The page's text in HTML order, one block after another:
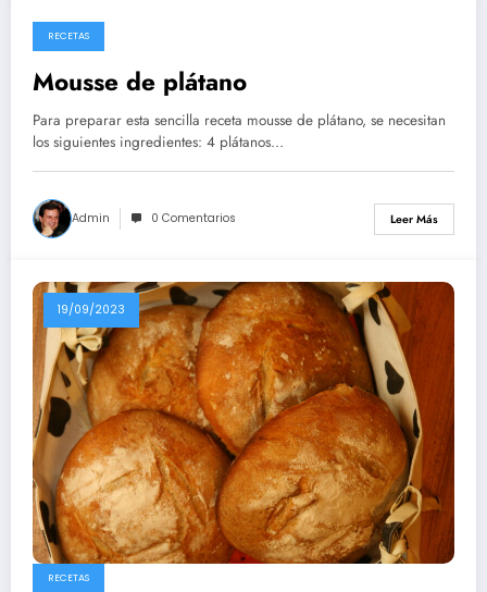
14/05/2026
RECETAS
Mousse de plátano
Para preparar esta sencilla receta mousse de plátano, se necesitan
los siguientes ingredientes: 4 plátanos…
Admin 0 Comentarios Leer Más
19/09/2023
RECETAS